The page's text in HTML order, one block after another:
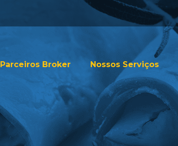
Parceiros Broker Nossos Serviços